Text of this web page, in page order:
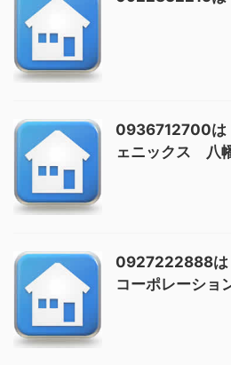
0936712700は
ェニックス 八
0927222888は
コーポレーショ